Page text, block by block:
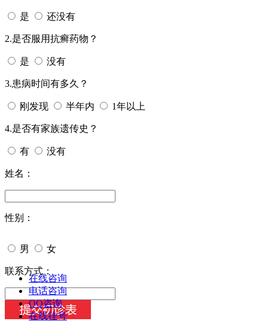
是 还没有
2.是否服用抗癣药物？
是 没有
3.患病时间有多久？
刚发现 半年内 1年以上
4.是否有家族遗传史？
有 没有
姓名：
性别：
男 女
今天日期：
联系方式：
在线咨询
电话咨询
QQ咨询
在线挂号